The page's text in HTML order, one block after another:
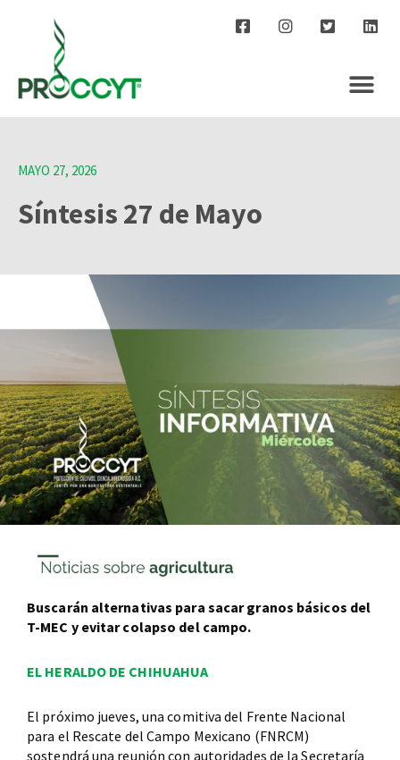
MAYO 27, 2026
Síntesis 27 de Mayo
Buscarán alternativas para sacar granos básicos del
T-MEC y evitar colapso del campo.
EL HERALDO DE CHIHUAHUA
El próximo jueves, una comitiva del Frente Nacional
para el Rescate del Campo Mexicano (FNRCM)
sostendrá una reunión con autoridades de la Secretaría